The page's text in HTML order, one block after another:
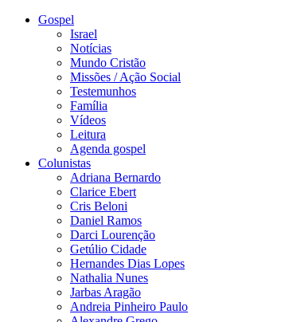
Gospel
Israel
Notícias
Mundo Cristão
Missões / Ação Social
Testemunhos
Família
Vídeos
Leitura
Agenda gospel
Colunistas
Adriana Bernardo
Clarice Ebert
Cris Beloni
Daniel Ramos
Darci Lourenção
Getúlio Cidade
Hernandes Dias Lopes
Nathalia Nunes
Jarbas Aragão
Andreia Pinheiro Paulo